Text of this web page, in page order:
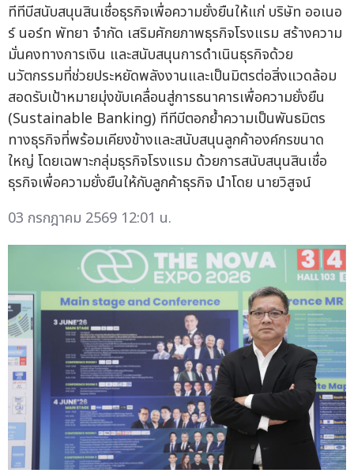
ทีทีบีสนับสนุนสินเชื่อธุรกิจเพื่อความยั่งยืนให้แก่ บริษัท ออเนอ
ร์ นอร์ท พัทยา จำกัด เสริมศักยภาพธุรกิจโรงแรม สร้างความ
มั่นคงทางการเงิน และสนับสนุนการดำเนินธุรกิจด้วย
นวัตกรรมที่ช่วยประหยัดพลังงานและเป็นมิตรต่อสิ่งแวดล้อม
สอดรับเป้าหมายมุ่งขับเคลื่อนสู่การธนาคารเพื่อความยั่งยืน
(Sustainable Banking) ทีทีบีตอกย้ำความเป็นพันธมิตร
ทางธุรกิจที่พร้อมเคียงข้างและสนับสนุนลูกค้าองค์กรขนาด
ใหญ่ โดยเฉพาะกลุ่มธุรกิจโรงแรม ด้วยการสนับสนุนสินเชื่อ
ธุรกิจเพื่อความยั่งยืนให้กับลูกค้าธุรกิจ นำโดย นายวิสูจน์
03 กรกฎาคม 2569 12:01 น.